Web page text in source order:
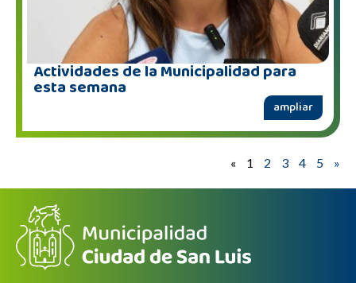
Actividades de la Municipalidad para
esta semana
ampliar
« 1 2 3 4 5 »